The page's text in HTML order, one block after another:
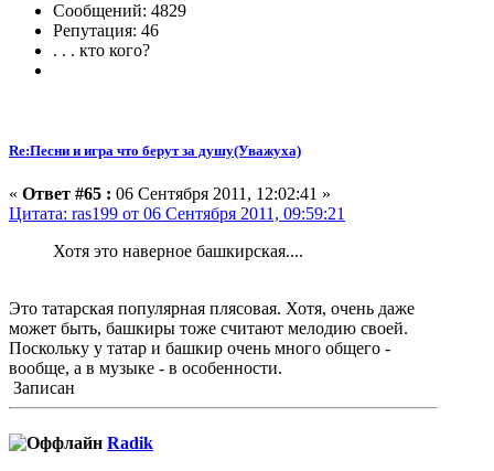
Сообщений: 4829
Репутация: 46
. . . кто кого?
Re:Песни и игра что берут за душу(Уважуха)
« Ответ #65 : 06 Сентября 2011, 12:02:41 »
Цитата: ras199 от 06 Сентября 2011, 09:59:21
Хотя это наверное башкирская....
Это татарская популярная плясовая. Хотя, очень даже
может быть, башкиры тоже считают мелодию своей.
Поскольку у татар и башкир очень много общего -
вообще, а в музыке - в особенности.
Записан
Radik